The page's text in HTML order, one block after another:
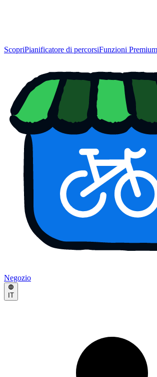
ScopriPianificatore di percorsiFunzioni Premium
Negozio
IT